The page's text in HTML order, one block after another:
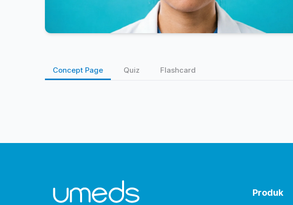
Concept Page Quiz Flashcard
Produk